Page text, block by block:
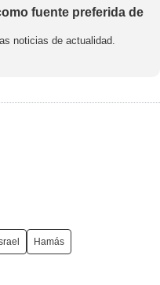
fuente preferida de
noticias de actualidad.
Hamás